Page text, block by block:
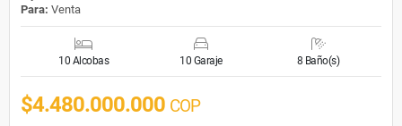
Para: Venta
10 Alcobas 10 Garaje 8 Baño(s)
$4.480.000.000 COP